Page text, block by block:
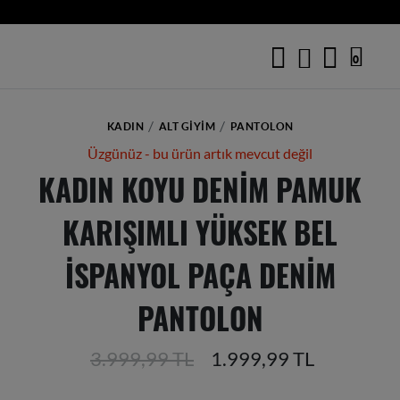
0
KADIN ALT GIYIM PANTOLON
Üzgünüz - bu ürün artık mevcut değil
KADIN KOYU DENIM PAMUK
KARIŞIMLI YÜKSEK BEL
İSPANYOL PAÇA DENIM
PANTOLON
3.999,99 TL 1.999,99 TL